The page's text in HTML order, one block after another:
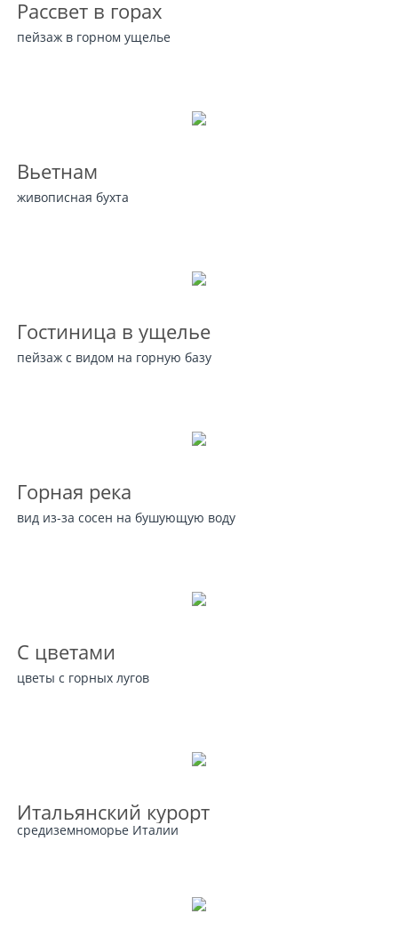
Рассвет в горах
пейзаж в горном ущелье
Вьетнам
живописная бухта
Гостиница в ущелье
пейзаж с видом на горную базу
Горная река
вид из-за сосен на бушующую воду
С цветами
цветы с горных лугов
Итальянский курорт
средиземноморье Италии